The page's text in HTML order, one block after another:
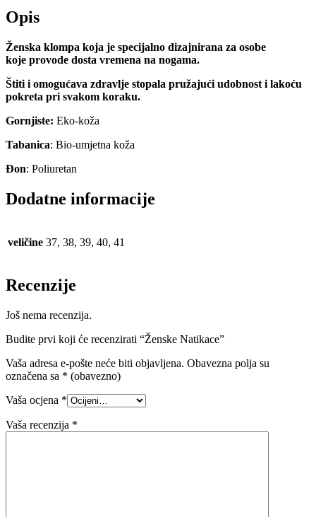
Opis
Ženska klompa koja je specijalno dizajnirana za osobe
koje provode dosta vremena na nogama.
Štiti i omogućava zdravlje stopala pružajući udobnost i lakoću
pokreta pri svakom koraku.
Gornjiste: Eko-koža
Tabanica: Bio-umjetna koža
Đon: Poliuretan
Dodatne informacije
veličine 37, 38, 39, 40, 41
Recenzije
Još nema recenzija.
Budite prvi koji će recenzirati “Ženske Natikace”
Vaša adresa e-pošte neće biti objavljena. Obavezna polja su
označena sa * (obavezno)
Vaša ocjena *
Vaša recenzija *